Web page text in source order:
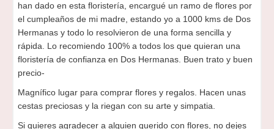
han dado en esta floristería, encargué un ramo de flores por
el cumpleaños de mi madre, estando yo a 1000 kms de Dos
Hermanas y todo lo resolvieron de una forma sencilla y
rápida. Lo recomiendo 100% a todos los que quieran una
floristería de confianza en Dos Hermanas. Buen trato y buen
precio-
Magnífico lugar para comprar flores y regalos. Hacen unas
cestas preciosas y la riegan con su arte y simpatia.
Si quieres agradecer a alguien querido con flores, no dejes